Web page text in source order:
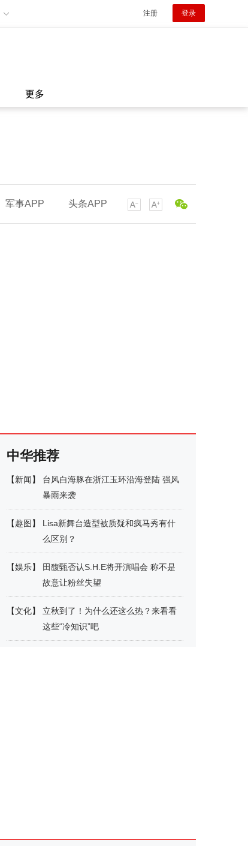
注册 登录
更多
军事APP 头条APP
中华推荐
【新闻】
台风白海豚在浙江玉环沿海登陆 强风
暴雨来袭
【趣图 】
Lisa新舞台造型被质疑和疯马秀有什
么区别？
【娱乐】
田馥甄否认S.H.E将开演唱会 称不是
故意让粉丝失望
【文化】
立秋到了！为什么还这么热？来看看
这些“冷知识”吧